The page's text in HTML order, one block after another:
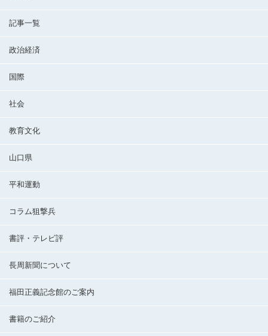
記事一覧
政治経済
国際
社会
教育文化
山口県
平和運動
コラム狙撃兵
書評・テレビ評
長周新聞について
福田正義記念館のご案内
書籍のご紹介